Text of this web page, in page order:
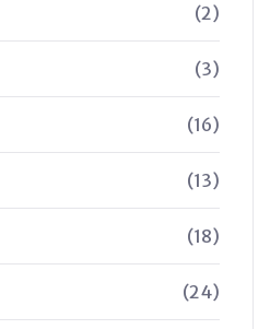
(2)
(3)
(16)
(13)
(18)
(24)